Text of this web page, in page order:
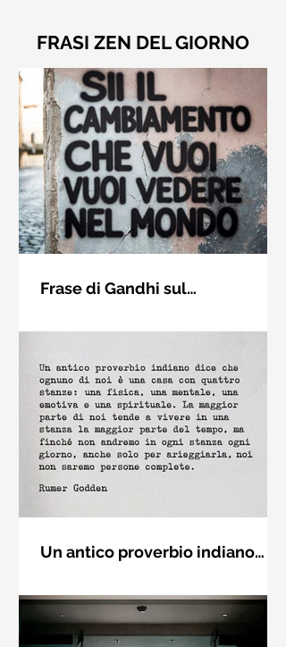
FRASI ZEN DEL GIORNO
Frase di Gandhi sul
Un antico proverbio indiano
con la macchina per scrivere
ognuno di noi è una casa con quattro
stanze: una fisica, una mentale, una